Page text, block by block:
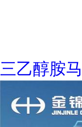
三乙醇胺